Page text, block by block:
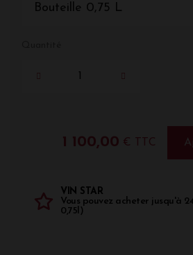
Bouteille 0,75 L
1 100,00 € TTC
VIN STAR
Vous pouvez acheter jusqu'à
0,75l)